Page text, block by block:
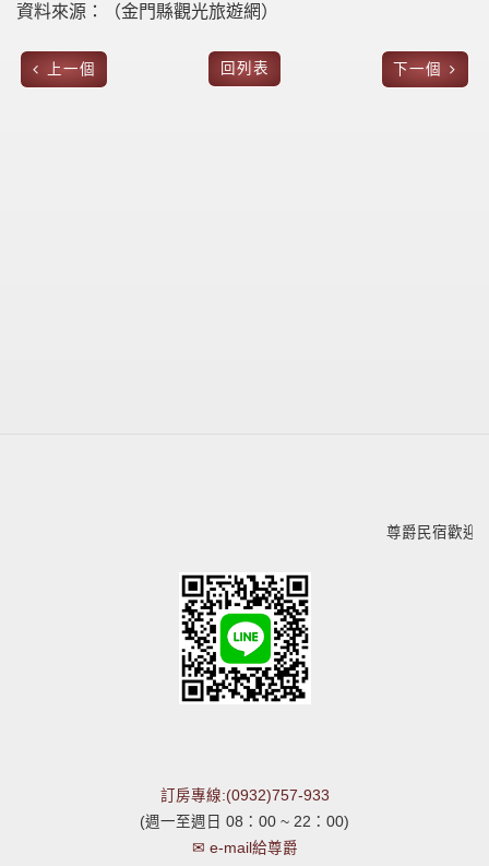
資料來源：（金門縣觀光旅遊網）
上一個 回列表 下一個
尊爵民宿歡迎您
訂房專線:(0932)757-933
(週一至週日 08：00 ~ 22：00)
✉ e-mail給尊爵